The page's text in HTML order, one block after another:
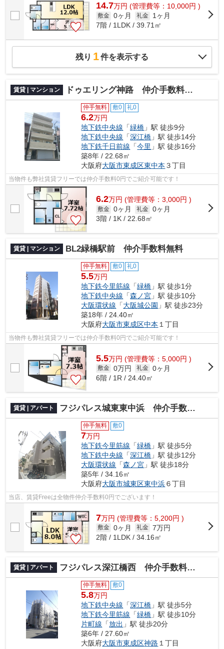
14.7万円 (管理費等：10,000円 )
敷金 0ヶ月 礼金
1ヶ月
7階 / 1LDK / 39.71㎡
残り 1件を表示する
賃貸 | マンション ドゥエリング神路 仲介手数料無料
仲手無料 敷0 礼0
6.2万円
地下鉄中央線 「緑橋 」駅 徒歩9分
地下鉄中央線 「深江橋 」駅 徒歩14分
地下鉄千日前線 「今里 」駅 徒歩16分
築8年 / 22.68㎡
大阪府大阪市東成区東中本 ３丁目
当物件も弊社賃貸フリーでは仲介手数料0円でご紹介可能です！
6.2万円 (管理費等：3,000円 )
敷金 0ヶ月 礼金 0ヶ月
3階 / 1K / 22.68㎡
賃貸 | マンション BL2緑橋駅前 仲介手数料無料
仲手無料 敷0 礼0
5.5万円
地下鉄今里筋線 「緑橋 」駅 徒歩1分
地下鉄中央線 「森ノ宮 」駅 徒歩10分
大阪環状線 「大阪城公園 」駅 徒歩23分
築18年 / 24.40㎡
大阪府大阪市東成区中本 １丁目
当物件も弊社賃貸フリーでは仲介手数料0円でご紹介可能です！
5.5万円 (管理費等：5,000円 )
敷金 0万円 礼金 0ヶ月
6階 / 1R / 24.40㎡
賃貸 | アパート フジパレス城東東中浜 仲介手数料無料
仲手無料 敷0
7万円
地下鉄今里筋線 「緑橋 」駅 徒歩5分
地下鉄中央線 「深江橋 」駅 徒歩12分
大阪環状線 「森ノ宮 」駅 徒歩18分
築5年 / 34.16㎡
大阪府大阪市城東区東中浜６丁目
当店、賃貸Freeは全物件仲介手数料0円でございます！
7万円 (管理費等：5,200円 )
敷金 0ヶ月 礼金 7万円
2階 / 1LDK / 34.16㎡
賃貸 | アパート フジパレス深江橋西 仲介手数料無料
仲手無料 敷0
5.8万円
地下鉄中央線 「深江橋 」駅 徒歩5分
地下鉄今里筋線 「緑橋 」駅 徒歩10分
片町線 「放出 」駅 徒歩20分
築6年 / 27.60㎡
大阪府大阪市東成区神路 １丁目